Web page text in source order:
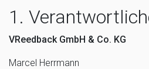
1.
VReedback GmbH & Co. KG
Marcel Herrmann